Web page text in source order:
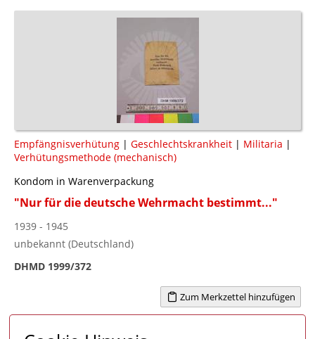
Empfängnisverhütung | Geschlechtskrankheit | Militaria |
Verhütungsmethode (mechanisch)
Kondom in Warenverpackung
"Nur für die deutsche Wehrmacht bestimmt..."
1939 - 1945
unbekannt (Deutschland)
DHMD 1999/372
Zum Merkzettel hinzufügen